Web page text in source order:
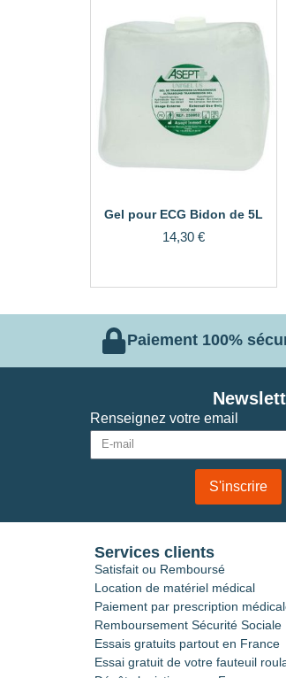
Gel pour ECG Bidon de 5L
14,30 €
Paiement 100%
Renseignez votre email
S'inscrire
Services clients
Satisfait ou Remboursé
Location de matériel médical
Paiement par prescription
Remboursement Sécurité Sociale
Essais gratuits partout en France
Essai gratuit de votre fauteuil